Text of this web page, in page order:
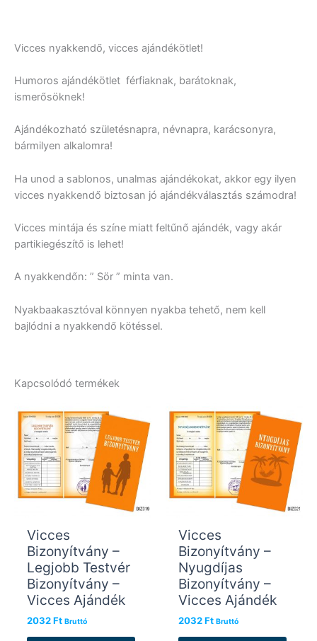
Vicces nyakkendő, vicces ajándékötlet!
Humoros ajándékötlet férfiaknak, barátoknak,
ismerősöknek!
Ajándékozható születésnapra, névnapra, karácsonyra,
bármilyen alkalomra!
Ha unod a sablonos, unalmas ajándékokat, akkor egy ilyen
vicces nyakkendő biztosan jó ajándékválasztás számodra!
Vicces mintája és színe miatt feltűnő ajándék, vagy akár
partikiegészítő is lehet!
A nyakkendőn: ” Sör ” minta van.
Nyakbaakasztóval könnyen nyakba tehető, nem kell
bajlódni a nyakkendő kötéssel.
Kapcsolódó termékek
Vicces
Bizonyítvány –
Legjobb Testvér
Bizonyítvány –
Vicces Ajándék
2032Ft Bruttó
Vicces
Bizonyítvány –
Nyugdíjas
Bizonyítvány –
Vicces Ajándék
2032Ft Bruttó